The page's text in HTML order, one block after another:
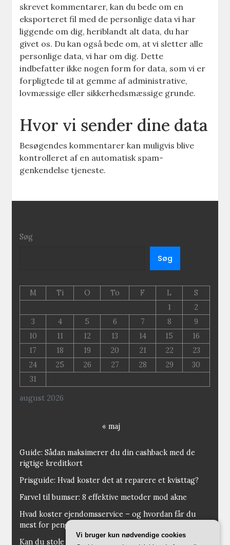
skrevet kommentarer, kan du bede om en
eksporteret fil med de personlige data vi har
liggende om dig, heriblandt alt data, du har
givet os. Du kan også bede om, at vi sletter alle
personlige data, vi har om dig. Dette
indbefatter ikke nogen form for data, som vi er
forpligtede til at gemme af administrative,
lovmæssige eller sikkerhedsmæssige grunde.
Hvor vi sender dine data
Besøgendes kommentarer kan muligvis blive
kontrolleret af en automatisk spam-
genkendelse tjeneste.
Søg
Søg
august 2026
M Ti O To F L
S
1
2
3
4 5 6 7 8
9
10
11 12 13 14 15
16
17
18 19 20 21 22
23
24
25 26 27 28 29
30
31
« maj
Guide: Sådan maksimerer du din cashback med de
rigtige kreditkort
Prisguide: Hvad koster det at reparere et kvisttag?
Farvel til bumser: 8 effektive metoder mod akne
Hvad koster ejendomsservice – og hvordan får du
mest for pengene?
Kan du stole på opkald fra 35953436? Ekspert giver
Vi bruger kun nødvendige cookies